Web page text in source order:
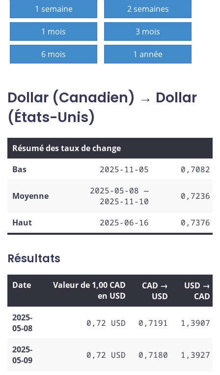
1 semaine 2 semaines
1 mois 3 mois
6 mois 1 année
Dollar (Canadien) → Dollar
(États-Unis)
Résumé des taux de change
Bas
2025-11-05 0,7082
Moyenne
2025-05-08 —
2025-11-10
0,7236
Haut 2025-06-16 0,7376
Résultats
Date
Valeur de 1,00 CAD
en USD
CAD →
USD
USD →
CAD
2025-
05-08
0,72 USD 0,7191 1,3907
2025-
05-09
0,72 USD 0,7180 1,3927